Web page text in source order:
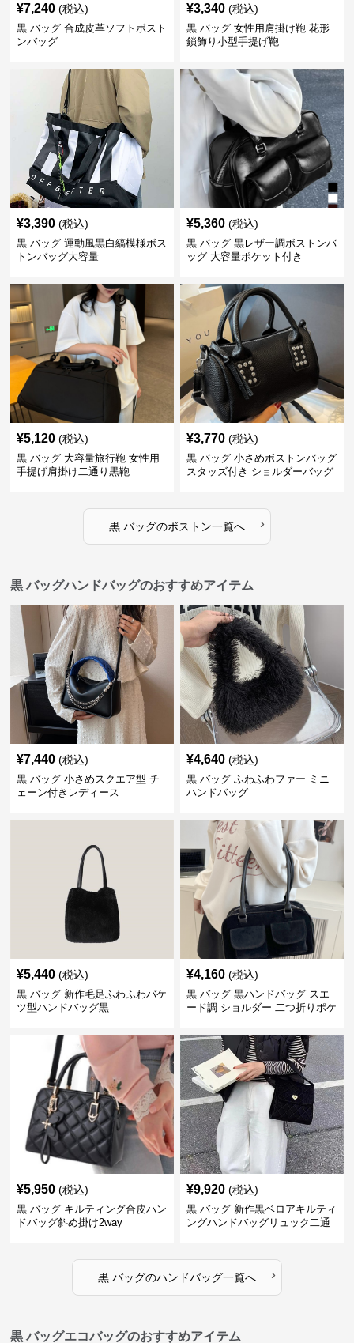
¥7,240 (税込)
黒 バッグ 合成皮革ソフトボスト
ンバッグ
¥3,340 (税込)
黒 バッグ 女性用肩掛け鞄 花形
鎖飾り小型手提げ鞄
¥3,390 (税込)
黒 バッグ 運動風黒白縞模様ボス
トンバッグ大容量
¥5,360 (税込)
黒 バッグ 黒レザー調ボストンバ
ッグ 大容量ポケット付き
¥5,120 (税込)
黒 バッグ 大容量旅行鞄 女性用
手提げ肩掛け二通り黒鞄
¥3,770 (税込)
黒 バッグ 小さめボストンバッグ
スタッズ付き ショルダーバッグ
黒 バッグのボストン一覧へ ›
黒 バッグハンドバッグのおすすめアイテム
¥7,440 (税込)
黒 バッグ 小さめスクエア型 チ
ェーン付きレディース
¥4,640 (税込)
黒 バッグ ふわふわファー ミニ
ハンドバッグ
¥5,440 (税込)
黒 バッグ 新作毛足ふわふわバケ
ツ型ハンドバッグ黒
¥4,160 (税込)
黒 バッグ 黒ハンドバッグ スエ
ード調 ショルダー 二つ折りポケ
¥5,950 (税込)
黒 バッグ キルティング合皮ハン
ドバッグ斜め掛け2way
¥9,920 (税込)
黒 バッグ 新作黒ベロアキルティ
ングハンドバッグリュック二通
黒 バッグのハンドバッグ一覧へ ›
黒 バッグエコバッグのおすすめアイテム